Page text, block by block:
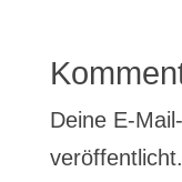
Deine E-
veröffentlicht.